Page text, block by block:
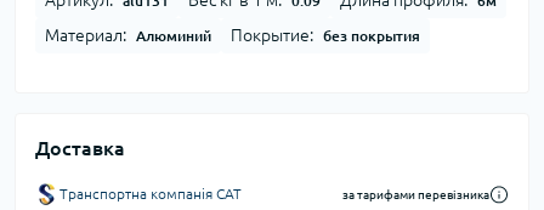
Материал: Алюминий Покрытие: без покрытия
Доставка
Транспортна компанія CAT за тарифами перевізника